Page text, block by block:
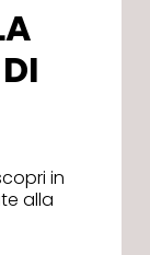
in
alla